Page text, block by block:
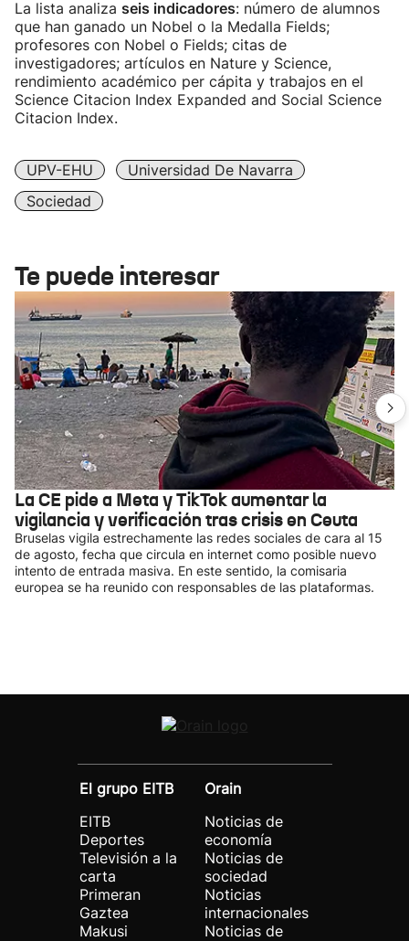
La lista analiza seis indicadores: número de alumnos
que han ganado un Nobel o la Medalla Fields;
profesores con Nobel o Fields; citas de
investigadores; artículos en Nature y Science,
rendimiento académico per cápita y trabajos en el
Science Citacion Index Expanded and Social Science
Citacion Index.
UPV-EHU
Universidad De Navarra
Sociedad
Te puede interesar
La CE pide a Meta y TikTok aumentar la
vigilancia y verificación tras crisis en Ceuta
Bruselas vigila estrechamente las redes sociales de cara al 15
de agosto, fecha que circula en internet como posible nuevo
intento de entrada masiva. En este sentido, la comisaria
europea se ha reunido con responsables de las plataformas.
El grupo EITB
EITB
Deportes
Televisión a la
carta
Primeran
Gaztea
Makusi
Orain
Noticias de
economía
Noticias de
sociedad
Noticias
internacionales
Noticias de